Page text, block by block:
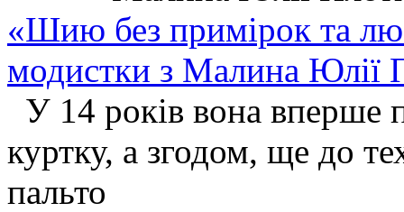
«Шию без примірок та
модистки з Малина Юлії
У 14 років вона вперше
куртку, а згодом, ще до
пальто